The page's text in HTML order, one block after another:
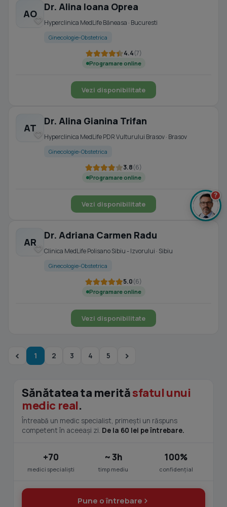
AO
Dr. Alina Ioana Oprea
Hyperclinica MedLife Băneasa · Bucuresti
Ginecologie-Obstetrica
4.4(7)
Programare online
Vezi disponibilitate
AT
Dr. Alina Gianina Trifan
Hyperclinica MedLife PDR Vulturului Brasov · Brasov
Ginecologie-Obstetrica
3.8(6)
Programare online
Vezi disponibilitate
AR
Dr. Adriana Carmen Radu
Clinica MedLife Polisano Sibiu - Izvorului · Sibiu
Ginecologie-Obstetrica
5.0(6)
Programare online
Vezi disponibilitate
1 2 3 4 5
Sănătatea ta merităsfatul unui
medic real.
Întreabă un medic specialist, primești un răspuns
competent în aceeași zi. De la 60 lei pe întrebare.
+70
medici specialiști
~ 3h
timp mediu
100%
confidențial
Pune o întrebare
?